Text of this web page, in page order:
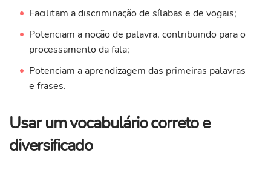
Facilitam a discriminação de sílabas e de vogais;
Potenciam a noção de palavra, contribuindo para o
processamento da fala;
Potenciam a aprendizagem das primeiras palavras
e frases.
Usar um vocabulário correto e
diversificado